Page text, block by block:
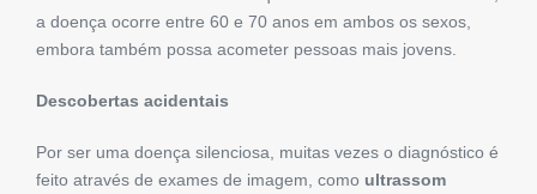
a doença ocorre entre 60 e 70 anos em ambos os sexos,
embora também possa acometer pessoas mais jovens.
Descobertas acidentais
Por ser uma doença silenciosa, muitas vezes o diagnóstico é
feito através de exames de imagem, como ultrassom